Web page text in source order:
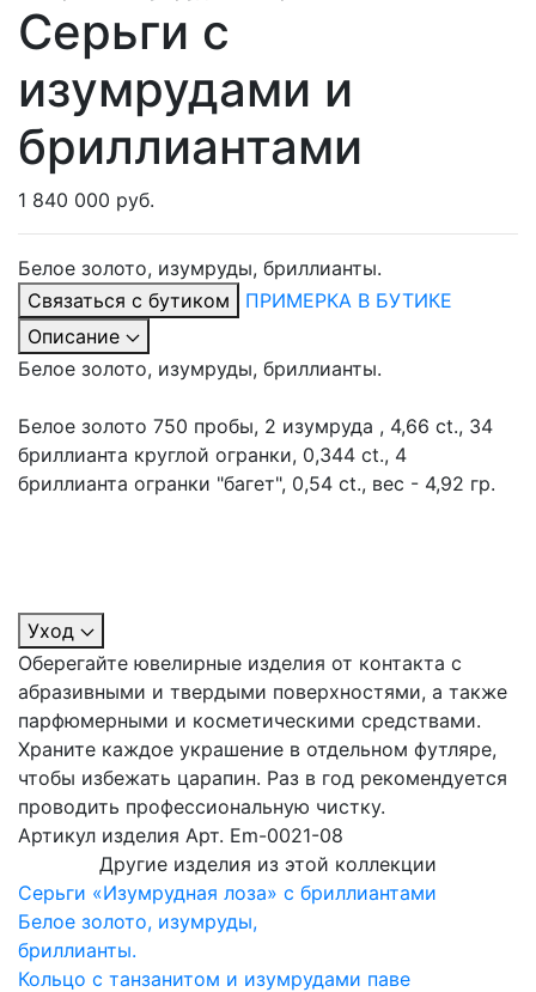
Серьги с
изумрудами и
бриллиантами
1 840 000 руб.
Белое золото, изумруды, бриллианты.
Связаться с бутиком
ПРИМЕРКА В БУТИКЕ
Описание
Белое золото, изумруды, бриллианты.
Белое золото 750 пробы, 2 изумруда , 4,66 ct., 34
бриллианта круглой огранки, 0,344 ct., 4
бриллианта огранки "багет", 0,54 ct., вес - 4,92 гр.
Уход
Оберегайте ювелирные изделия от контакта с
абразивными и твердыми поверхностями, а также
парфюмерными и косметическими средствами.
Храните каждое украшение в отдельном футляре,
чтобы избежать царапин. Раз в год рекомендуется
проводить профессиональную чистку.
Артикул изделия Арт. Em-0021-08
Другие изделия из этой коллекции
Серьги «Изумрудная лоза» с бриллиантами
Белое золото, изумруды,
бриллианты.
Кольцо с танзанитом и изумрудами паве